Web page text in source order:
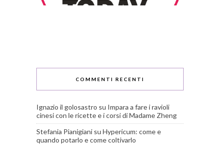
COMMENTI RECENTI
Ignazio il golosastro su Impara a fare i ravioli
cinesi con le ricette e i corsi di Madame Zheng
Stefania Pianigiani su Hypericum: come e
quando potarlo e come coltivarlo